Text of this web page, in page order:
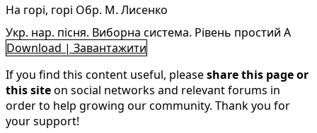
На горі, горі Обр. М. Лисенко
Укр. нар. пісня. Виборна система. Рівень простий A
Download | Завантажити
If you find this content useful, pleaseshare this page or
this siteon social networks and relevant forums in
order to help growing our community. Thank you for
your support!